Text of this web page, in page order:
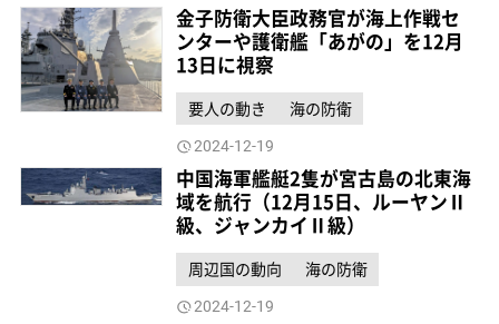
金子防衛大臣政務官が海上作戦セ
ンターや護衛艦「あがの」を12月
13日に視察
要人の動き 海の防衛
2024-12-19
中国海軍艦艇2隻が宮古島の北東海
域を航行（12月15日、ルーヤンⅡ
級、ジャンカイⅡ級）
周辺国の動向 海の防衛
2024-12-19